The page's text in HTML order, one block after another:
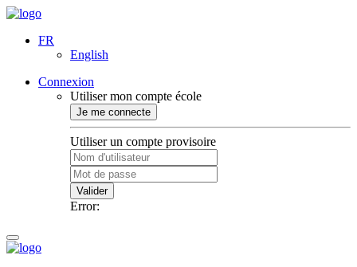
FR
English
Connexion
Utiliser mon compte école
Je me connecte
Utiliser un compte provisoire
Valider
Error: